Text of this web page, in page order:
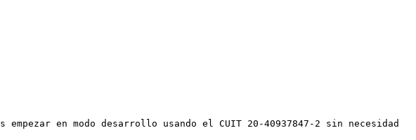
en modo desarrollo usando el CUIT 20-40937847-2 sin necesidad